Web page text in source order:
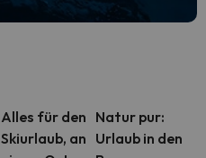
Alles für den
Skiurlaub, an
Natur pur:
Urlaub in den